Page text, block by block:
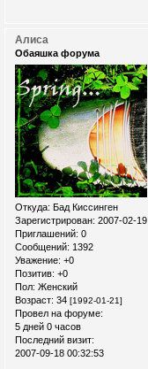
Алиса
Обаяшка форума
Откуда: Бад Киссинген
Зарегистрирован: 2007-02-19
Приглашений: 0
Сообщений: 1392
Уважение: +0
Позитив: +0
Пол: Женский
Возраст: 34 [1992-01-21]
Провел на форуме:
5 дней 0 часов
Последний визит:
2007-09-18 00:32:53